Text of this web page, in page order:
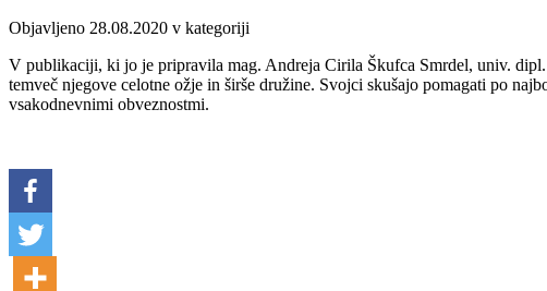
Objavljeno 28.08.2020 v kategoriji
V publikaciji, ki jo je pripravila mag. Andreja Cirila Škufca Smrdel, univ.
temveč njegove celotne ožje in širše družine. Svojci skušajo pomagati po
vsakodnevnimi obveznostmi.